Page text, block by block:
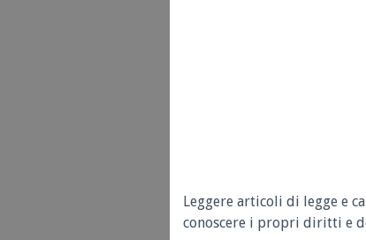
Leggere articoli di legge e
conoscere i propri diritti e